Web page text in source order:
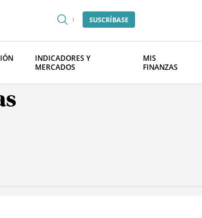
SUSCRÍBASE
INDICADORES Y
MERCADOS
MIS
FINANZAS